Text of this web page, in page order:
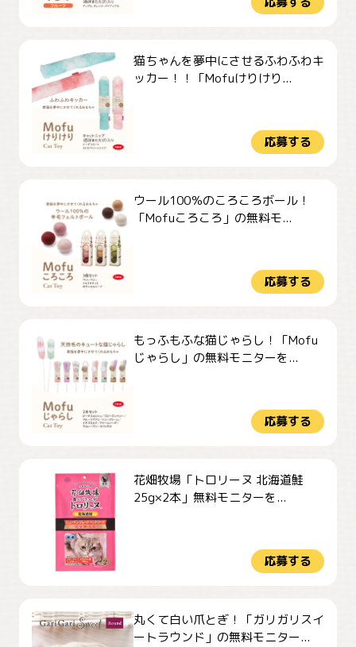
猫ちゃんを夢中にさせるふわふわキ
ッカー！！「Mofuけりけり...
応募する
ウール100％のころころボール！
「Mofuころころ」の無料モ...
応募する
もっふもふな猫じゃらし！「Mofu
じゃらし」の無料モニターを...
応募する
花畑牧場「トロリーヌ 北海道鮭
25g×2本」無料モニターを...
応募する
丸くて白い爪とぎ！「ガリガリスイ
ートラウンド」の無料モニター...